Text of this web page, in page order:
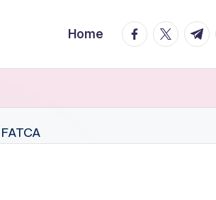
Home facebook.com
twitter.com
t.me